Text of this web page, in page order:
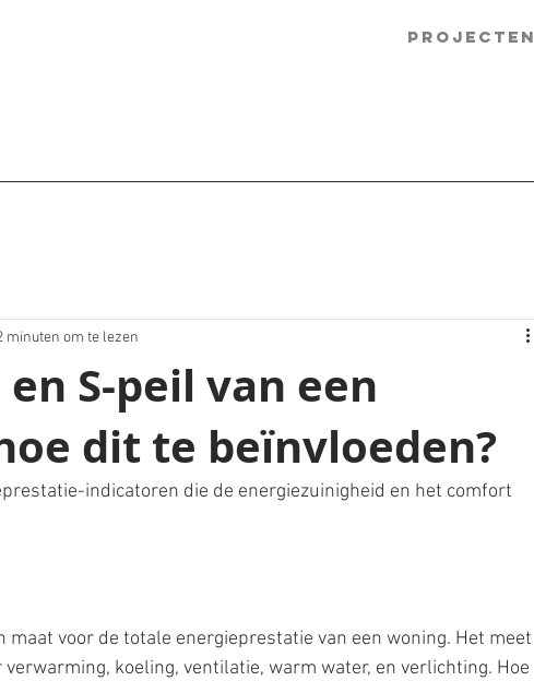
PROJECTEN
S-peil van een
dit te beïnvloeden?
minuten om te lezen
indicatoren die de energiezuinigheid en het comfort
maat voor de totale energieprestatie van een woning. Het meet
koeling, ventilatie, warm water, en verlichting. Hoe